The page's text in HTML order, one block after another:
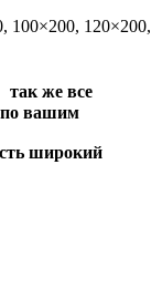
100×200, 120×200,
же все
по вашим
широкий